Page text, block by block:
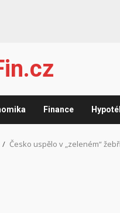
Finance
Česko uspělo v „zeleném“